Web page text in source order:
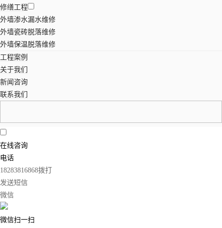
修缮工程
外墙渗水漏水维修
外墙瓷砖脱落维修
外墙保温脱落维修
工程案例
关于我们
新闻咨询
联系我们
在线咨询
电话
18283816868拨打
发送短信
微信
微信扫一扫